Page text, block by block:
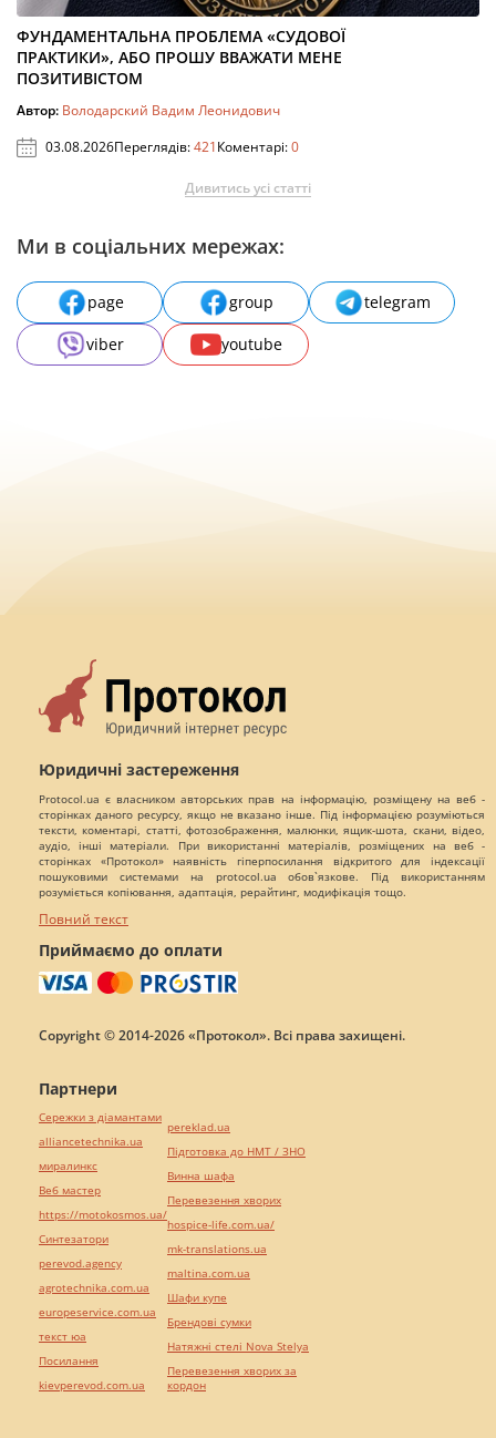
ФУНДАМЕНТАЛЬНА ПРОБЛЕМА «СУДОВОЇ
ПРАКТИКИ», АБО ПРОШУ ВВАЖАТИ МЕНЕ
ПОЗИТИВІСТОМ
Автор: Володарский Вадим Леонидович
03.08.2026Переглядів:421Коментарі:0
Дивитись усі статті
Ми в соціальних мережах:
page group
telegram
viber
youtube
Юридичні застереження
Protocol.ua є власником авторських прав на інформацію, розміщену на веб -
сторінках даного ресурсу, якщо не вказано інше. Під інформацією розуміються
тексти, коментарі, статті, фотозображення, малюнки, ящик-шота, скани, відео,
аудіо, інші матеріали. При використанні матеріалів, розміщених на веб -
сторінках «Протокол» наявність гіперпосилання відкритого для індексації
пошуковими системами на protocol.ua обов`язкове. Під використанням
розуміється копіювання, адаптація, рерайтинг, модифікація тощо.
Повний текст
Приймаємо до оплати
Copyright © 2014-2026 «Протокол». Всі права захищені.
Партнери
Сережки з діамантами
alliancetechnika.ua
миралинкс
Веб мастер
https://motokosmos.ua/
Синтезатори
perevod.agency
agrotechnika.com.ua
europeservice.com.ua
текст юа
Посилання
kievperevod.com.ua
pereklad.ua
Підготовка до НМТ / ЗНО
Винна шафа
Перевезення хворих
hospice-life.com.ua/
mk-translations.ua
maltina.com.ua
Шафи купе
Брендові сумки
Натяжні стелі Nova Stelya
Перевезення хворих за
кордон